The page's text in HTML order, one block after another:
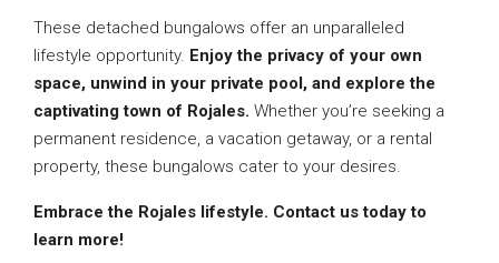
These detached bungalows offer an unparalleled
lifestyle opportunity. Enjoy the privacy of your own
space, unwind in your private pool, and explore the
captivating town of Rojales. Whether you’re seeking a
permanent residence, a vacation getaway, or a rental
property, these bungalows cater to your desires.
Embrace the Rojales lifestyle. Contact us today to
learn more!